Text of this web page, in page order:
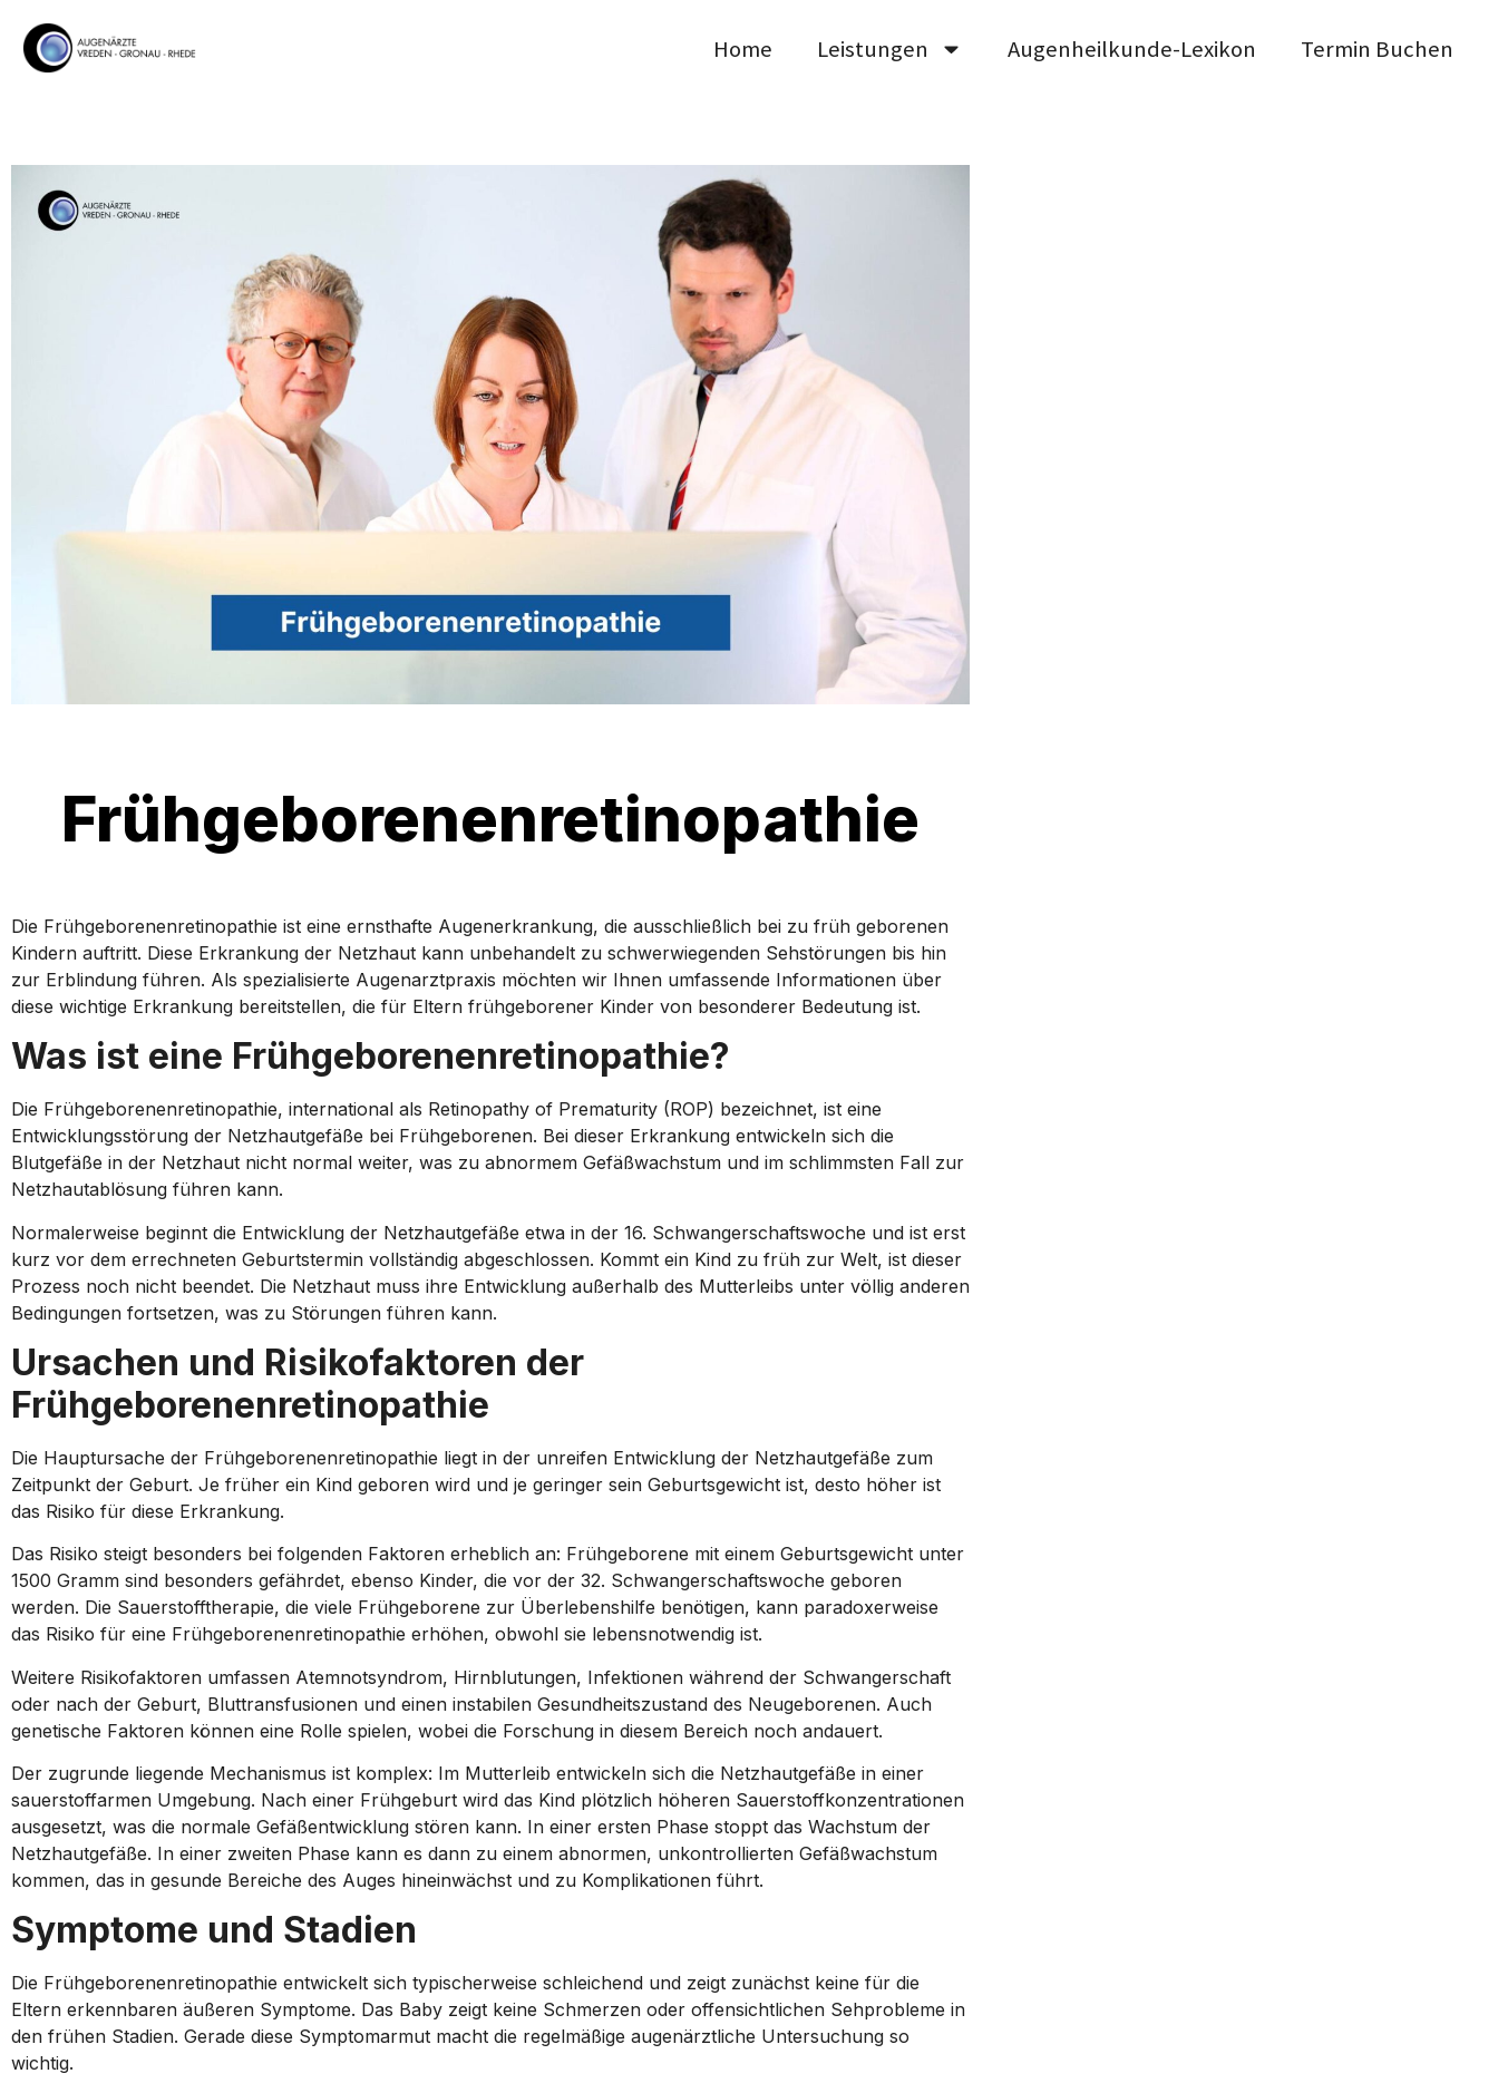
Home Leistungen Augenheilkunde-Lexikon Termin Buchen
Frühgeborenenretinopathie
Die Frühgeborenenretinopathie ist eine ernsthafte Augenerkrankung, die ausschließlich bei zu früh geborenen
Kindern auftritt. Diese Erkrankung der Netzhaut kann unbehandelt zu schwerwiegenden Sehstörungen bis hin
zur Erblindung führen. Als spezialisierte Augenarztpraxis möchten wir Ihnen umfassende Informationen über
diese wichtige Erkrankung bereitstellen, die für Eltern frühgeborener Kinder von besonderer Bedeutung ist.
Was ist eine Frühgeborenenretinopathie?
Die Frühgeborenenretinopathie, international als Retinopathy of Prematurity (ROP) bezeichnet, ist eine
Entwicklungsstörung der Netzhautgefäße bei Frühgeborenen. Bei dieser Erkrankung entwickeln sich die
Blutgefäße in der Netzhaut nicht normal weiter, was zu abnormem Gefäßwachstum und im schlimmsten Fall zur
Netzhautablösung führen kann.
Normalerweise beginnt die Entwicklung der Netzhautgefäße etwa in der 16. Schwangerschaftswoche und ist erst
kurz vor dem errechneten Geburtstermin vollständig abgeschlossen. Kommt ein Kind zu früh zur Welt, ist dieser
Prozess noch nicht beendet. Die Netzhaut muss ihre Entwicklung außerhalb des Mutterleibs unter völlig anderen
Bedingungen fortsetzen, was zu Störungen führen kann.
Ursachen und Risikofaktoren der
Frühgeborenenretinopathie
Die Hauptursache der Frühgeborenenretinopathie liegt in der unreifen Entwicklung der Netzhautgefäße zum
Zeitpunkt der Geburt. Je früher ein Kind geboren wird und je geringer sein Geburtsgewicht ist, desto höher ist
das Risiko für diese Erkrankung.
Das Risiko steigt besonders bei folgenden Faktoren erheblich an: Frühgeborene mit einem Geburtsgewicht unter
1500 Gramm sind besonders gefährdet, ebenso Kinder, die vor der 32. Schwangerschaftswoche geboren
werden. Die Sauerstofftherapie, die viele Frühgeborene zur Überlebenshilfe benötigen, kann paradoxerweise
das Risiko für eine Frühgeborenenretinopathie erhöhen, obwohl sie lebensnotwendig ist.
Weitere Risikofaktoren umfassen Atemnotsyndrom, Hirnblutungen, Infektionen während der Schwangerschaft
oder nach der Geburt, Bluttransfusionen und einen instabilen Gesundheitszustand des Neugeborenen. Auch
genetische Faktoren können eine Rolle spielen, wobei die Forschung in diesem Bereich noch andauert.
Der zugrunde liegende Mechanismus ist komplex: Im Mutterleib entwickeln sich die Netzhautgefäße in einer
sauerstoffarmen Umgebung. Nach einer Frühgeburt wird das Kind plötzlich höheren Sauerstoffkonzentrationen
ausgesetzt, was die normale Gefäßentwicklung stören kann. In einer ersten Phase stoppt das Wachstum der
Netzhautgefäße. In einer zweiten Phase kann es dann zu einem abnormen, unkontrollierten Gefäßwachstum
kommen, das in gesunde Bereiche des Auges hineinwächst und zu Komplikationen führt.
Symptome und Stadien
Die Frühgeborenenretinopathie entwickelt sich typischerweise schleichend und zeigt zunächst keine für die
Eltern erkennbaren äußeren Symptome. Das Baby zeigt keine Schmerzen oder offensichtlichen Sehprobleme in
den frühen Stadien. Gerade diese Symptomarmut macht die regelmäßige augenärztliche Untersuchung so
wichtig.